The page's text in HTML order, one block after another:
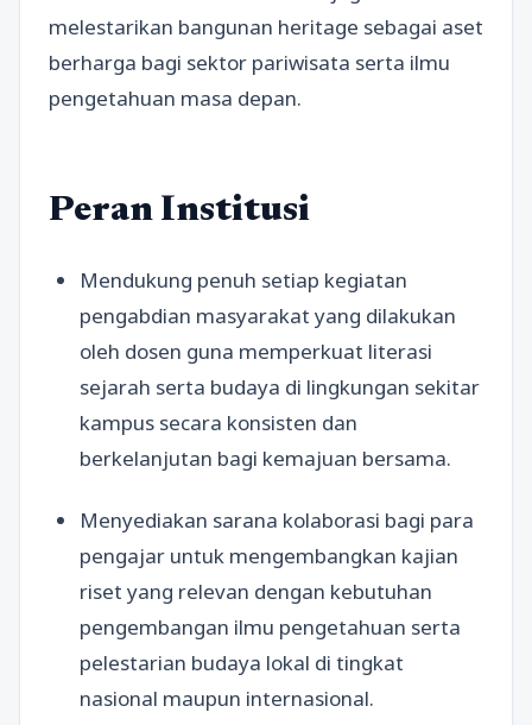
melestarikan bangunan heritage sebagai aset
berharga bagi sektor pariwisata serta ilmu
pengetahuan masa depan.
Peran Institusi
Mendukung penuh setiap kegiatan
pengabdian masyarakat yang dilakukan
oleh dosen guna memperkuat literasi
sejarah serta budaya di lingkungan sekitar
kampus secara konsisten dan
berkelanjutan bagi kemajuan bersama.
Menyediakan sarana kolaborasi bagi para
pengajar untuk mengembangkan kajian
riset yang relevan dengan kebutuhan
pengembangan ilmu pengetahuan serta
pelestarian budaya lokal di tingkat
nasional maupun internasional.